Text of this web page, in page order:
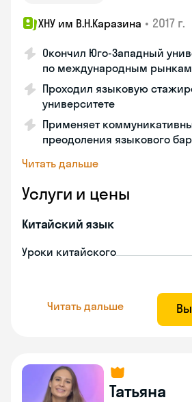
ХНУ им В.Н.Каразина • 2017 г.
Окончил Юго-Западный
по международным рынкам
Проходил языковую
университете
Применяет
преодоления языкового
Читать дальше
Услуги и цены
Китайский язык
Уроки китайского
Читать дальше
Татьяна